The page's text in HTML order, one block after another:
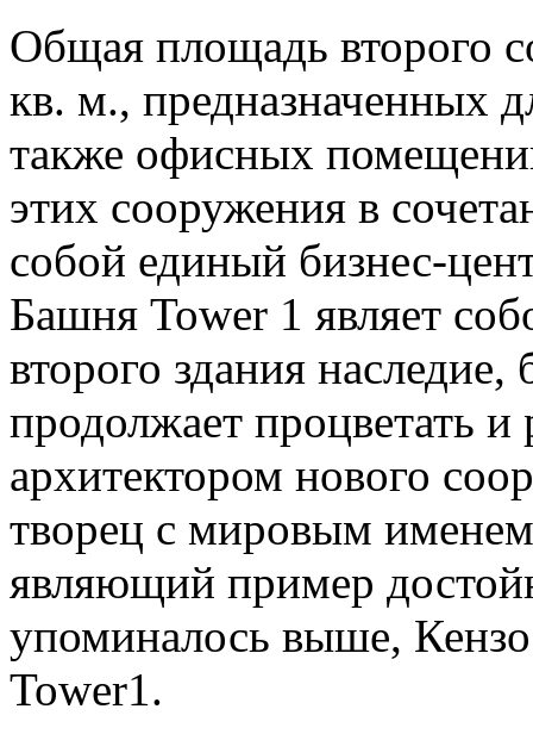
Общая площадь второго
кв. м., предназначенных
также офисных
этих сооружения в
собой единый бизнес-
Башня Tower 1 являет
второго здания
продолжает процветать и
архитектором нового
творец с мировым
являющий пример
упоминалось выше, Кензо
Tower1.